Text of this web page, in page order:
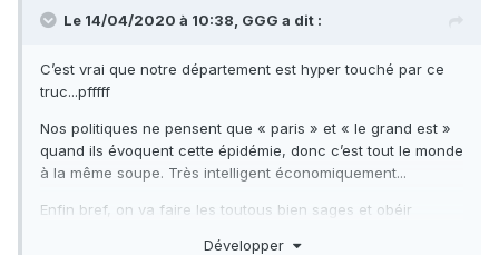
Le 14/04/2020 à 10:38, GGG a dit :
C’est vrai que notre département est hyper touché par ce
truc...pfffff
Nos politiques ne pensent que « paris » et « le grand est »
quand ils évoquent cette épidémie, donc c’est tout le monde
à la même soupe. Très intelligent économiquement...
Enfin bref, on va faire les toutous bien sages et obéir
Développer